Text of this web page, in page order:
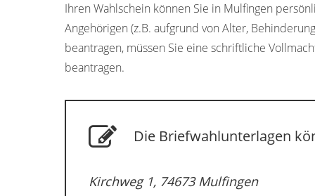
Ihren Wahlschein können Sie in Mulfingen
Angehörigen (z.B. aufgrund von Alter,
beantragen, müssen Sie eine schriftliche
beantragen.
Die Briefwahlunterlagen
Kirchweg 1, 74673 Mulfingen